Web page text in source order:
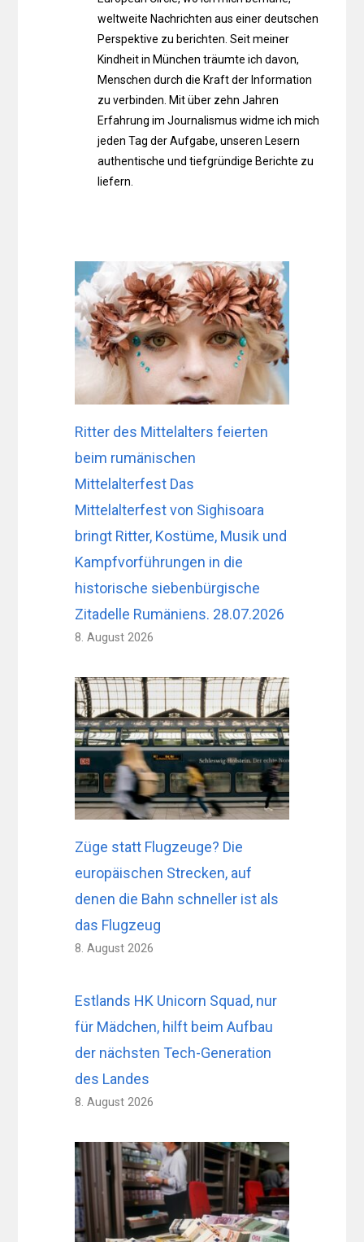
weltweite Nachrichten aus einer deutschen
Perspektive zu berichten. Seit meiner
Kindheit in München träumte ich davon,
Menschen durch die Kraft der Information
zu verbinden. Mit über zehn Jahren
Erfahrung im Journalismus widme ich mich
jeden Tag der Aufgabe, unseren Lesern
authentische und tiefgründige Berichte zu
liefern.
Ritter des Mittelalters feierten
beim rumänischen
Mittelalterfest Das
Mittelalterfest von Sighisoara
bringt Ritter, Kostüme, Musik und
Kampfvorführungen in die
historische siebenbürgische
Zitadelle Rumäniens. 28.07.2026
8. August 2026
Züge statt Flugzeuge? Die
europäischen Strecken, auf
denen die Bahn schneller ist als
das Flugzeug
8. August 2026
Estlands HK Unicorn Squad, nur
für Mädchen, hilft beim Aufbau
der nächsten Tech-Generation
des Landes
8. August 2026